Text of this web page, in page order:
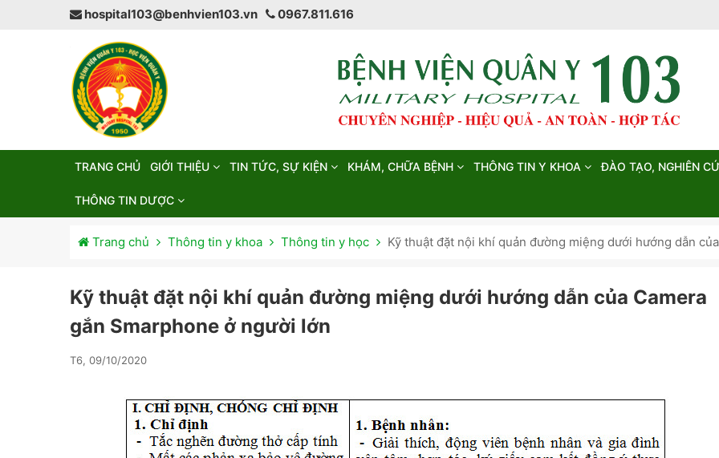
hospital103@benhvien103.vn 0967.811.616
TRANG CHỦ GIỚI THIỆU TIN TỨC, SỰ KIỆN KHÁM, CHỮA BỆNH THÔNG TIN Y KHOA ĐÀO TẠO, NGHIÊN
THÔNG TIN DƯỢC
Trang chủ Thông tin y khoa Thông tin y học Kỹ thuật đặt nội khí quản đường miệng dưới hướng dẫn
Kỹ thuật đặt nội khí quản đường miệng dưới hướng dẫn của Camera
gắn Smarphone ở người lớn
T6, 09/10/2020